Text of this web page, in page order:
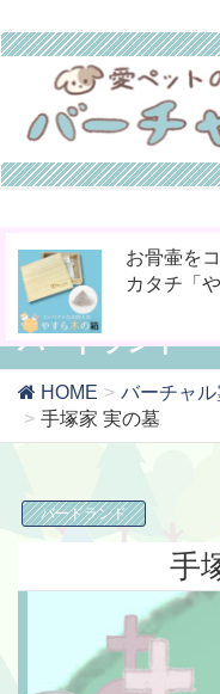
今までな
「タイム
ペットの
行える「
お骨壷を
カタチ「
バードランド
HOME バーチャル
手塚家 実の墓
バードランド
手